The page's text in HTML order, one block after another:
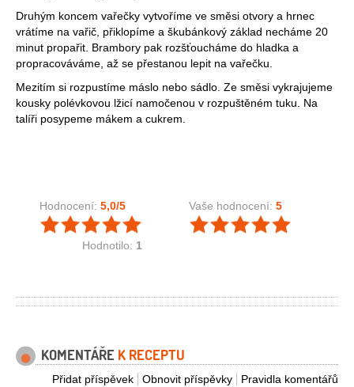
Druhým koncem vařečky vytvoříme ve směsi otvory a hrnec
vrátíme na vařič, přiklopíme a škubánkový základ necháme 20
minut propařit. Brambory pak rozšťoucháme do hladka a
propracováváme, až se přestanou lepit na vařečku.
Mezitím si rozpustíme máslo nebo sádlo. Ze směsi vykrajujeme
kousky polévkovou lžicí namočenou v rozpuštěném tuku. Na
talíři posypeme mákem a cukrem.
Hodnocení: 5,0/5
Hodnotilo: 1
Vaše hodnocení: 5
KOMENTÁŘE K RECEPTU
Pravidla komentářů
Obnovit příspěvky
Přidat příspěvek